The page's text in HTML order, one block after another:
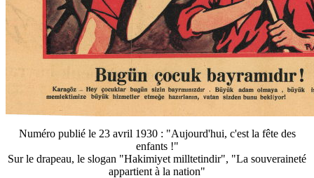
Numéro publié le 23 avril 1930 : "Aujourd'hui, c'est la fête des
enfants !"
Sur le drapeau, le slogan "Hakimiyet milltetindir", "La souveraineté
appartient à la nation"